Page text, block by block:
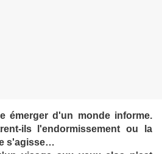
émerger d'un monde informe.
ils l'endormissement ou la
s'agisse…